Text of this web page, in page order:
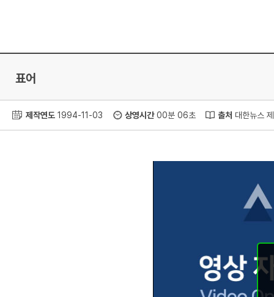
표어
제작연도 1994-11-03 상영시간00분 06초 출처 대한뉴스